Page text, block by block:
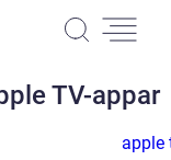
TV-appar
apple